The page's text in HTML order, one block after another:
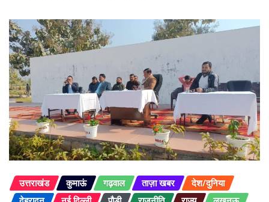
उत्तराखंड कुमाऊं गढ़वाल ताज़ा खबर
देश/दुनिया